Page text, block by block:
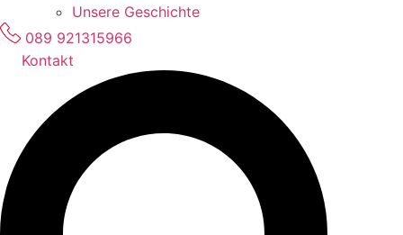
Unsere Geschichte
089 921315966
Kontakt